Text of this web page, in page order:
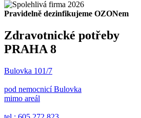
Pravidelně dezinfikujeme OZONem
Zdravotnické potřeby
PRAHA 8
Bulovka 101/7
pod nemocnicí Bulovka
mimo areál